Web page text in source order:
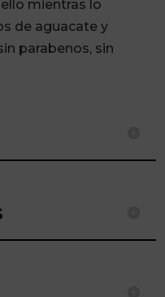
mientras lo
de aguacate y
parabenos, sin